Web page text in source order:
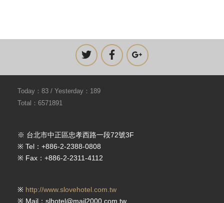
Today：83 / Yesterday：189
Total：6571891
※ 台北市中正區忠孝西路一段72號3F
※ Tel：+886-2-2388-0808
※ Fax：+886-2-2311-4112
※ http://www.slovehotel.com.tw
※ Mail：slhotel@mail2000.com.tw